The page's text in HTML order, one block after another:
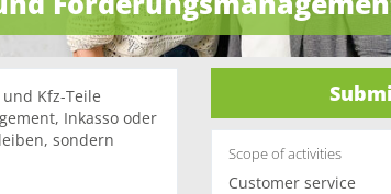
Kfz-Teile
Inkasso oder
sondern
Scope of activities
Customer service